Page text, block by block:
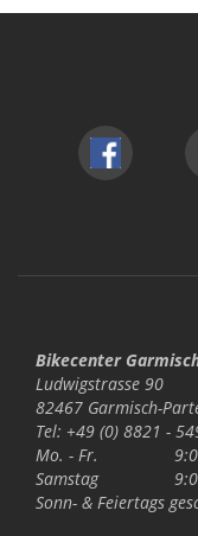
Bikecenter
Ludwigstrasse 90
82467 Garmisch-
Tel: +49 (0) 8821 -
Mo. - Fr.
Samstag
Sonn- & Feiertags